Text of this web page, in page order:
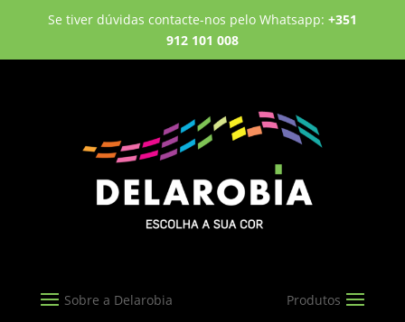
Se tiver dúvidas contacte-nos pelo Whatsapp: +351
912 101 008